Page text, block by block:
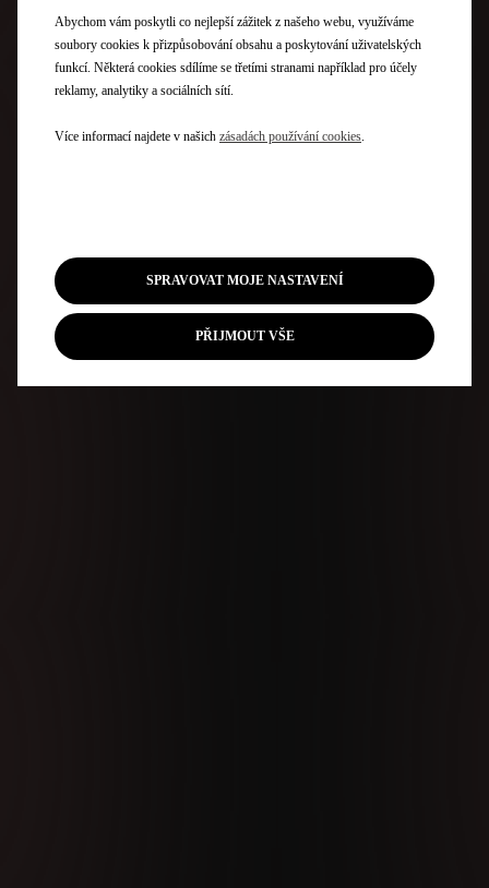
Abychom vám poskytli co nejlepší zážitek z našeho webu, využíváme
soubory cookies k přizpůsobování obsahu a poskytování uživatelských
funkcí. Některá cookies sdílíme se třetími stranami například pro účely
reklamy, analytiky a sociálních sítí.
Více informací najdete v našich zásadách používání cookies
SPRAVOVAT MOJE NASTAVENÍ
PŘIJMOUT VŠE